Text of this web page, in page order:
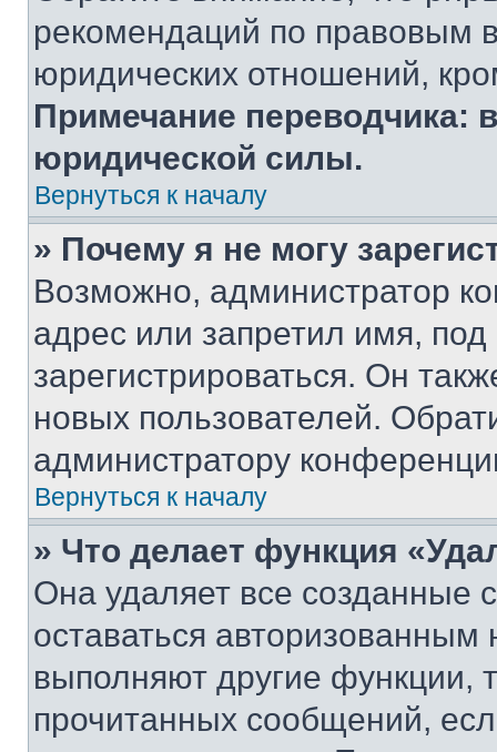
рекомендаций по правовым
юридических отношений,
Примечание переводчика:
юридической силы.
Вернуться к началу
» Почему я не могу
Возможно, администратор
адрес или запретил имя,
зарегистрироваться. Он
новых пользователей.
администратору
Вернуться к началу
» Что делает функция
Она удаляет все созданные
оставаться
выполняют другие функции,
прочитанных сообщений,